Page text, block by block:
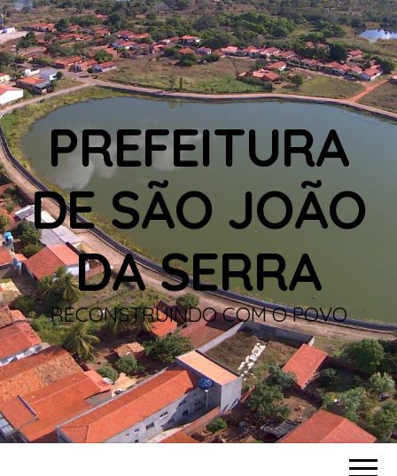
PREFEITURA
DE SÃO JOÃO
DA SERRA
RECONSTRUINDO COM O POVO